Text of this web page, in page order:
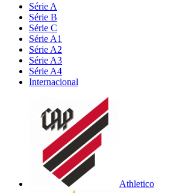
Série A
Série B
Série C
Série A1
Série A2
Série A3
Série A4
Internacional
Athletico